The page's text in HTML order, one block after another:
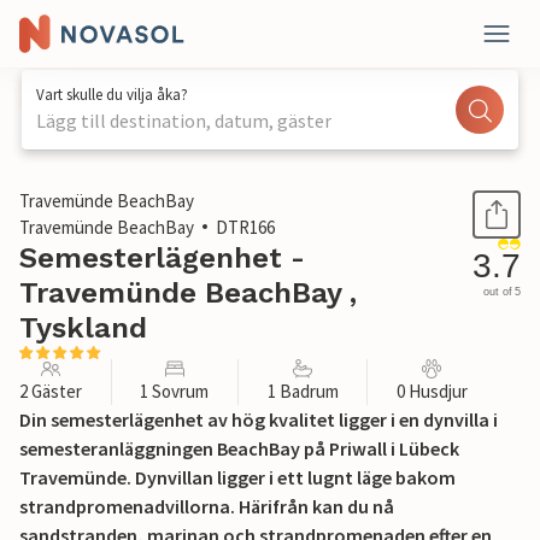
Vart skulle du vilja åka?
Lägg till destination, datum, gäster
1 / 22
Travemünde BeachBay
Travemünde BeachBay
DTR166
Semesterlägenhet -
Travemünde BeachBay ,
Tyskland
3.7
out of 5
2 Gäster 1 Sovrum 1 Badrum 0 Husdjur
Din semesterlägenhet av hög kvalitet ligger i en dynvilla i
semesteranläggningen BeachBay på Priwall i Lübeck
Travemünde. Dynvillan ligger i ett lugnt läge bakom
strandpromenadvillorna. Härifrån kan du nå